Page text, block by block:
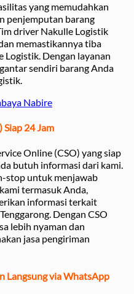
yang memudahkan
penjemputan barang
driver Nakulle Logistik
memastikannya tiba
Logistik. Dengan layanan
sendiri barang Anda
Nabire
Siap 24 Jam
Online (CSO) yang siap
butuh informasi dari kami.
stop untuk menjawab
termasuk Anda,
informasi terkait
Dengan CSO
lebih nyaman dan
jasa pengiriman
Langsung via WhatsApp